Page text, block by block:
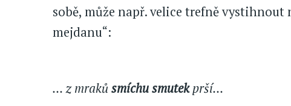
sobě, může např. velice trefně
mejdanu“:
... z mraků smíchu smutekprší...